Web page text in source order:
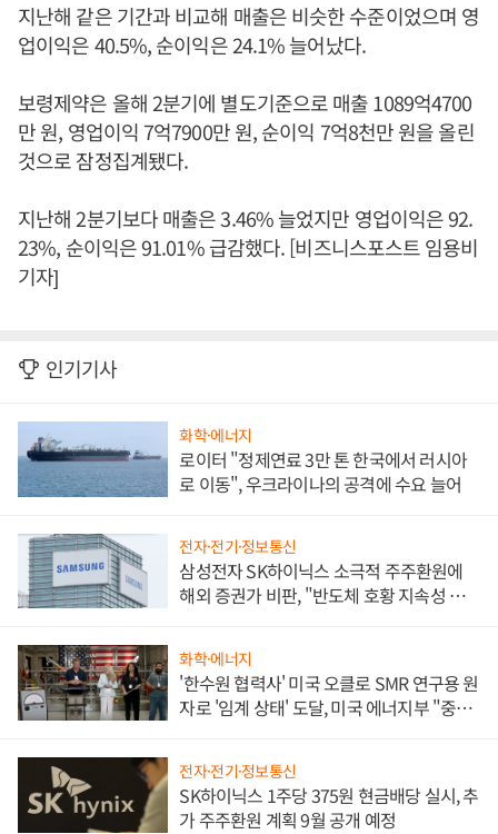
지난해 같은 기간과 비교해 매출은 비슷한 수준이었으며 영
업이익은 40.5%, 순이익은 24.1% 늘어났다.
보령제약은 올해 2분기에 별도기준으로 매출 1089억4700
만 원, 영업이익 7억7900만 원, 순이익 7억8천만 원을 올린
것으로 잠정집계됐다.
지난해 2분기보다 매출은 3.46% 늘었지만 영업이익은 92.
23%, 순이익은 91.01% 급감했다. [비즈니스포스트 임용비
기자]
인기기사
화학·에너지
로이터 "정제연료 3만 톤 한국에서 러시아
로 이동", 우크라이나의 공격에 수요 늘어
전자·전기·정보통신
삼성전자 SK하이닉스 소극적 주주환원에
해외 증권가 비판, "반도체 호황 지속성 의
화학·에너지
'한수원 협력사' 미국 오클로 SMR 연구용 원
자로 '임계 상태' 도달, 미국 에너지부 "중요
전자·전기·정보통신
SK하이닉스 1주당 375원 현금배당 실시, 추
가 주주환원 계획 9월 공개 예정